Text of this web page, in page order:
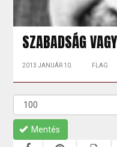
SZABADSÁG
2013 JANUÁR 10. FLAG
Mentés